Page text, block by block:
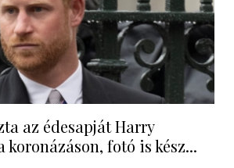
az édesapját Harry
koronázáson, fotó is kész...